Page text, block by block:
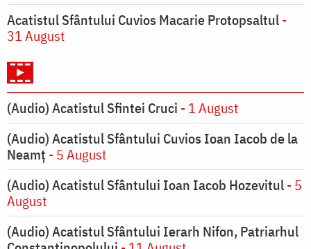
Acatistul Sfântului Cuvios Macarie Protopsaltul-
31 August
(Audio) Acatistul Sfintei Cruci - 1 August
(Audio) Acatistul Sfântului Cuvios Ioan Iacob de la
Neamț - 5 August
(Audio) Acatistul Sfântului Ioan Iacob Hozevitul- 5
August
(Audio) Acatistul Sfântului Ierarh Nifon, Patriarhul